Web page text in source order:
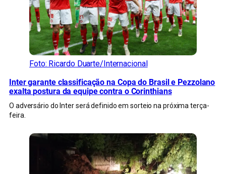
Foto: Ricardo Duarte/Internacional
Inter garante classificação na Copa do Brasil e Pezzolano
exalta postura da equipe contra o Corinthians
O adversário do Inter será definido em sorteio na próxima terça-
feira.